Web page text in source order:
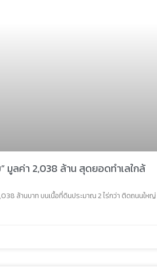
มูลค่า 2,038 ล้าน สุดยอดทำเลใกล้
ล้านบาท บนเนื้อที่ดินประมาณ 2 ไร่กว่า ติดถนนใหญ่